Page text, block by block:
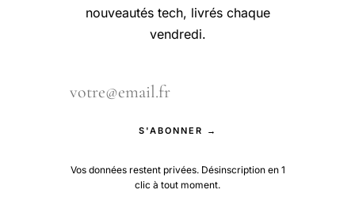
nouveautés tech, livrés chaque
vendredi.
S'ABONNER →
Vos données restent privées. Désinscription en 1
clic à tout moment.